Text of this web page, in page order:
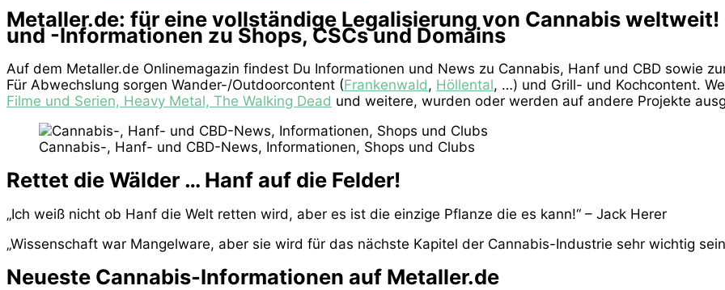
Metaller.de: für eine vollständige Legalisierung von Cannabis
und -Informationen zu Shops, CSCs und Domains
Auf dem Metaller.de Onlinemagazin findest Du Informationen und News zu Cannabis, Hanf und CBD sowie
Für Abwechslung sorgen Wander-/Outdoorcontent (Frankenwald, Höllental, …) und Grill- und Kochcontent.
Filme und Serien, Heavy Metal, The Walking Dead und weitere, wurden oder werden auf andere Projekte
Cannabis-, Hanf- und CBD-News, Informationen, Shops und Clubs
Rettet die Wälder … Hanf auf die Felder!
„Ich weiß nicht ob Hanf die Welt retten wird, aber es ist die einzige Pflanze die es kann!“ – Jack Herer
„Wissenschaft war Mangelware, aber sie wird für das nächste Kapitel der Cannabis-Industrie sehr wichtig
Neueste Cannabis-Informationen auf Metaller.de